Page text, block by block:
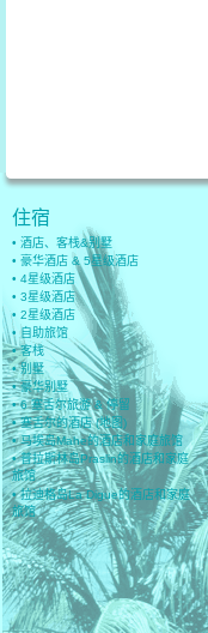
住宿
• 酒店、客栈&别墅
• 豪华酒店 & 5星级酒店
• 4星级酒店
• 3星级酒店
• 2星级酒店
• 自助旅馆
• 客栈
• 别墅
• 豪华别墅
• 6 塞舌尔旅游 & 停留
• 塞舌尔的酒店 (地图)
• 马埃岛Mahe的酒店和家庭旅馆
• 普拉斯林岛Praslin的酒店和家庭
旅馆
• 拉迪格岛La Digue的酒店和家庭
旅馆